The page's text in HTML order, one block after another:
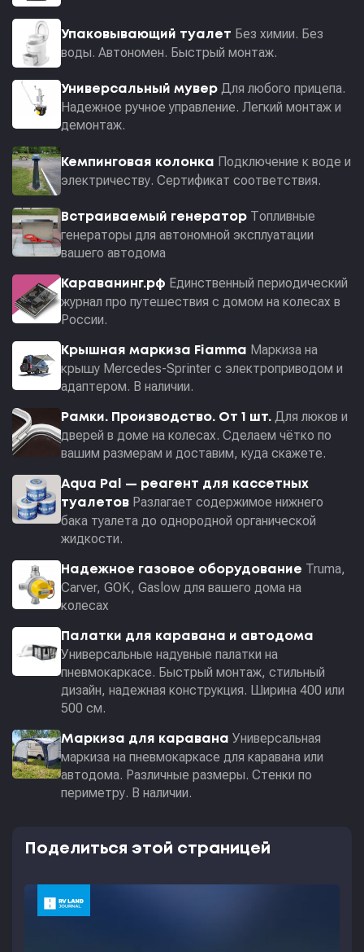
Упаковывающий туалет Без химии. Без
воды. Автономен. Быстрый монтаж.
Универсальный мувер Для любого прицепа.
Надежное ручное управление. Легкий монтаж и
демонтаж.
Кемпинговая колонка Подключение к воде и
электричеству. Сертификат соответствия.
Встраиваемый генератор Топливные
генераторы для автономной эксплуатации
вашего автодома
Караванинг.рф Единственный периодический
журнал про путешествия с домом на колесах в
России.
Крышная маркиза Fiamma Маркиза на
крышу Mercedes-Sprinter с электроприводом и
адаптером. В наличии.
Рамки. Производство. От 1 шт. Для люков и
дверей в доме на колесах. Сделаем чётко по
вашим размерам и доставим, куда скажете.
Aqua Pal — pеагент для кассетных
туалетов Разлагает содержимое нижнего
бака туалета до однородной органической
жидкости.
Надежное газовое оборудование Truma,
Carver, GOK, Gaslow для вашего дома на
колесах
Палатки для каравана и автодома
Универсальные надувные палатки на
пневмокаркасе. Быстрый монтаж, стильный
дизайн, надежная конструкция. Ширина 400 или
500 см.
Маркиза для каравана Универсальная
маркиза на пневмокаркасе для каравана или
автодома. Различные размеры. Стенки по
периметру. В наличии.
Поделиться этой страницей